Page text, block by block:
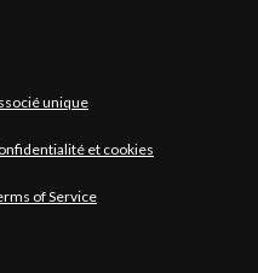
unique
et cookies
of Service